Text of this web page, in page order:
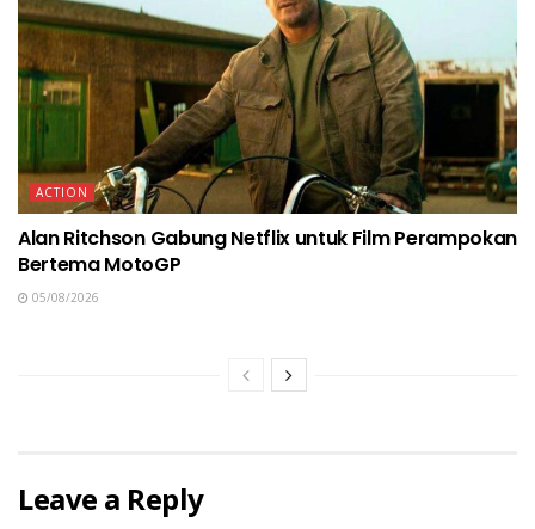
ACTION
Alan Ritchson Gabung Netflix untuk Film Perampokan
Bertema MotoGP
05/08/2026
Leave a Reply